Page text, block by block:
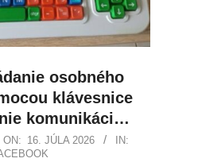
osobného
klávesnice
komunikáci…
ON: 16. JÚLA 2026
IN: